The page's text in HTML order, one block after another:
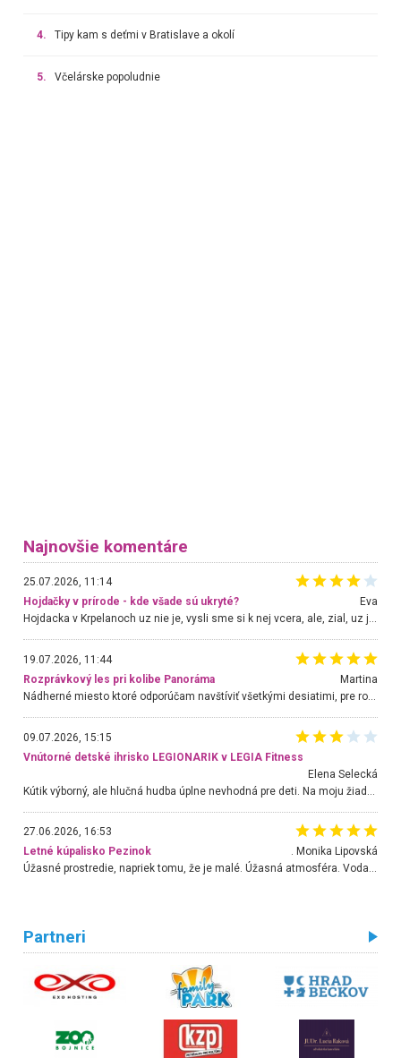
4. Tipy kam s deťmi v Bratislave a okolí
5. Včelárske popoludnie
Najnovšie komentáre
25.07.2026, 11:14
Hojdačky v prírode - kde všade sú ukryté?
Eva
Hojdacka v Krpelanoch uz nie je, vysli sme si k nej vcera, ale, zial, uz je znicena. Ak sem planujete cestu len kvoli hojdacke, mozete si ju usetrit. Krasny vyhlad je tu vsak aj bez hojdacky :-)
19.07.2026, 11:44
Rozprávkový les pri kolibe Panoráma
Martina
Nádherné miesto ktoré odporúčam navštíviť všetkými desiatimi, pre rodiny s deťmi, dôchodcom... Proste a jednoducho ozaj rozprávkový les.. určite ešte prídeme. Odniesli sme si na pamiatku krásne tričká,
09.07.2026, 15:15
Vnútorné detské ihrisko LEGIONARIK v LEGIA Fitness
Elena Selecká
27.06.2026, 16:53
Letné kúpalisko Pezinok
. Monika Lipovská
Úžasné prostredie, napriek tomu, že je malé. Úžasná atmosféra. Voda fantastická a nádherná. Ľudí je pomerne veľa, ale su mili a ohľaduplní. Je veľmi zaujímavé sledovať, ako dokážu spolu športovať cudzí ľudia a bez ohľadu na vek. Vládne tu pohoda. Vnuka neviem dostať z vody. Ďakujem za krásny deň . Urcite sa sem vrátim. Jediný problém je s parkovaním, ale aj ten sa mi podarilo vyriešiť. Monika Bratislava
Partneri